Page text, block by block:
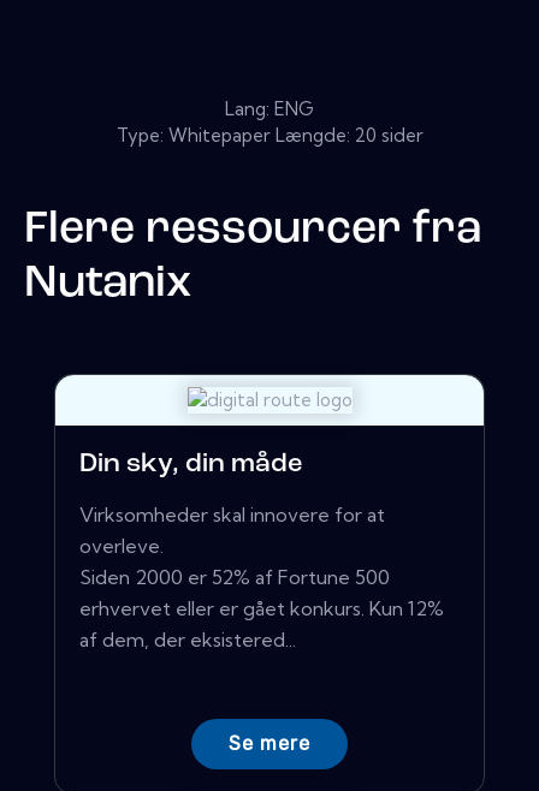
Lang: ENG
Type: Whitepaper Længde: 20 sider
Flere ressourcer fra
Nutanix
Din sky, din måde
Virksomheder skal innovere for at
overleve.
Siden 2000 er 52% af Fortune 500
erhvervet eller er gået konkurs. Kun 12%
af dem, der eksistered...
Se mere